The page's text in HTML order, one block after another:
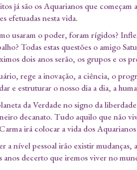
já são os Aquarianos que começam
efetuadas nesta vida.
usaram o poder, foram rígidos?
Todas estas questões o amigo
dois anos serão, os grupos e os
rege a inovação, a ciência, o
e estruturar o nosso dia a dia, a
da Verdade no signo da
decanato. Tudo aquilo que não
irá colocar a vida dos
a nível pessoal irão existir mudanças,
anos decerto que iremos viver no